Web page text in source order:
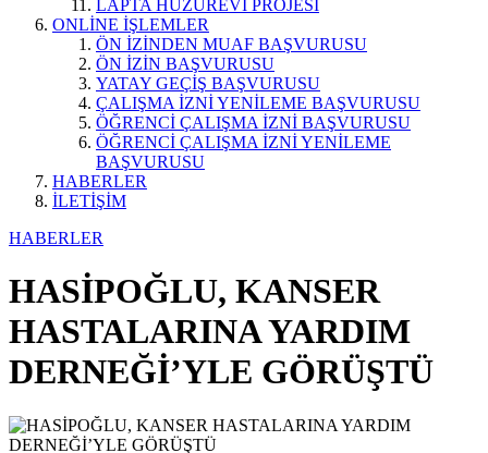
LAPTA HUZUREVİ PROJESİ
ONLİNE İŞLEMLER
ÖN İZİNDEN MUAF BAŞVURUSU
ÖN İZİN BAŞVURUSU
YATAY GEÇİŞ BAŞVURUSU
ÇALIŞMA İZNİ YENİLEME BAŞVURUSU
ÖĞRENCİ ÇALIŞMA İZNİ BAŞVURUSU
ÖĞRENCİ ÇALIŞMA İZNİ YENİLEME
BAŞVURUSU
HABERLER
İLETİŞİM
HABERLER
HASİPOĞLU, KANSER
HASTALARINA YARDIM
DERNEĞİ’YLE GÖRÜŞTÜ